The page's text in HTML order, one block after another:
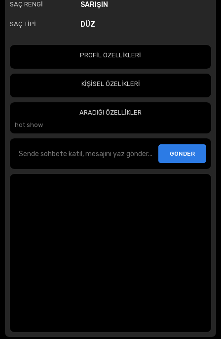
SAÇ RENGİ SARIŞIN
SAÇ TİPİ DÜZ
PROFİL ÖZELLİKLERİ
KİŞİSEL ÖZELİKLERİ
ARADIĞI ÖZELLİKLER
hot show